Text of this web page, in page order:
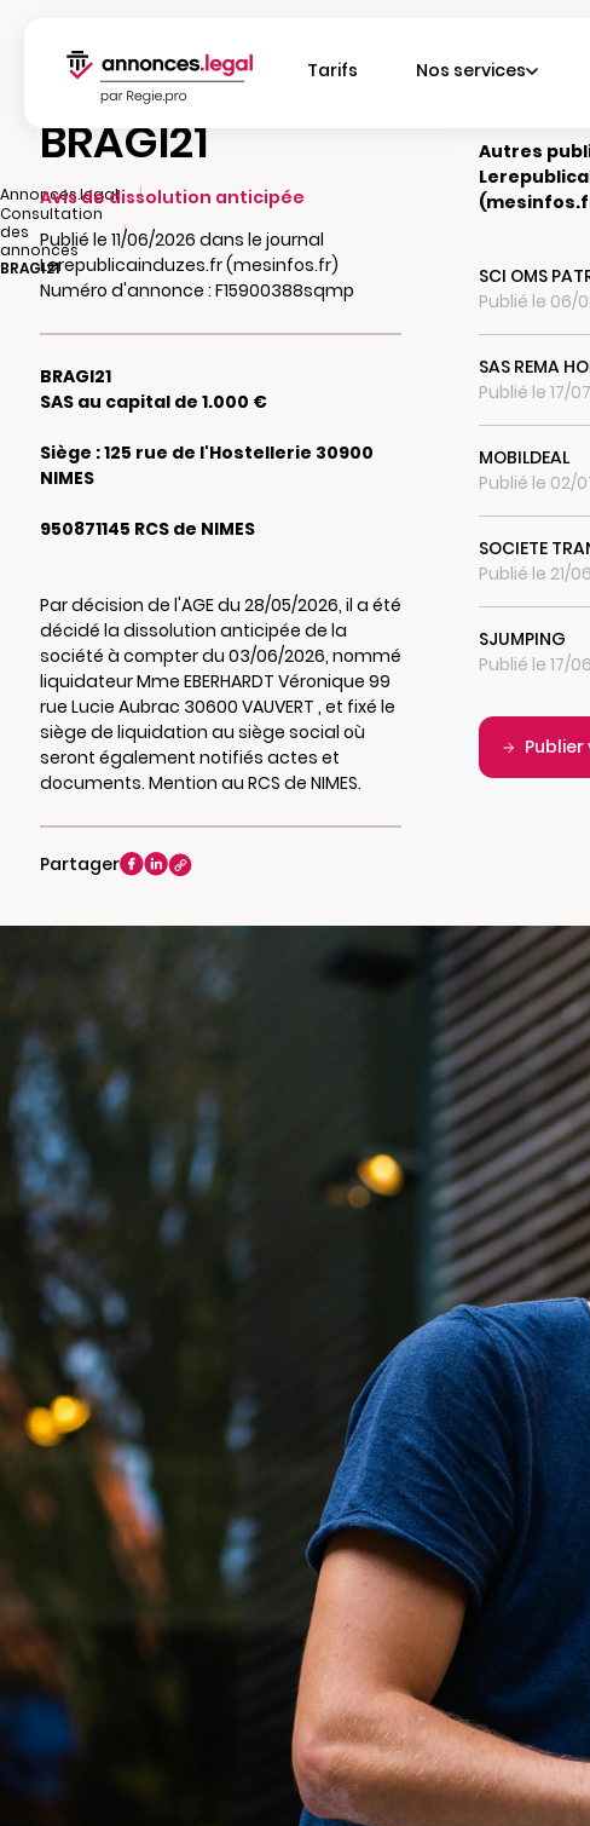
Tarifs Nos services
Annonces.legal
|
Consultation
des
annonces
|
BRAGI21
BRAGI21
Avis de dissolution anticipée
Publié le 11/06/2026 dans le journal
Lerepublicainduzes.fr (mesinfos.fr)
Numéro d'annonce : F15900388sqmp
BRAGI21
SAS au capital de 1.000 €
Siège : 125 rue de l'Hostellerie 30900
NIMES
950871145 RCS de NIMES
Par décision de l'AGE du 28/05/2026, il a été
décidé la dissolution anticipée de la
société à compter du 03/06/2026, nommé
liquidateur Mme EBERHARDT Véronique 99
rue Lucie Aubrac 30600 VAUVERT , et fixé le
siège de liquidation au siège social où
seront également notifiés actes et
documents. Mention au RCS de NIMES.
Partager
Autres
SCI OMS
Publié le 06/
SAS REMA
Publié le 17/
MOBILDEAL
Publié le 02/
SOCIETE
Publié le 21/
SJUMPING
Publié le 17/